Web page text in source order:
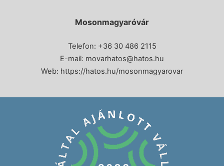
Mosonmagyaróvár
Telefon: +36 30 486 2115
E-mail: movarhatos@hatos.hu
Web: https://hatos.hu/mosonmagyarovar